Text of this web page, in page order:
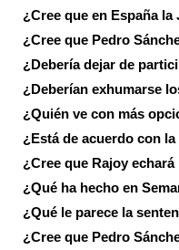
¿Cree que en España
¿Cree que Pedro
¿Debería dejar de
¿Deberían exhumarse
¿Quién ve con más
¿Está de acuerdo con
¿Cree que Rajoy
¿Qué ha hecho en
¿Qué le parece la
¿Cree que Pedro